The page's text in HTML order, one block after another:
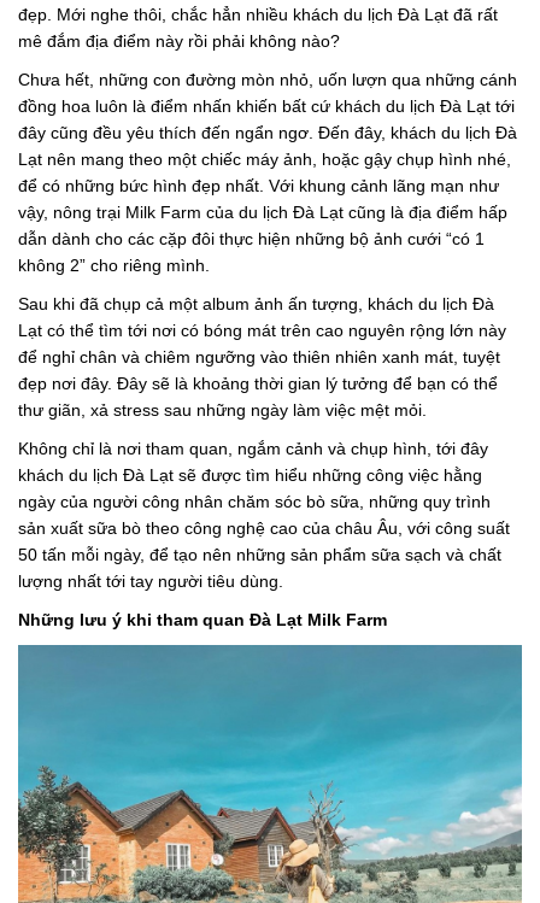
đẹp. Mới nghe thôi, chắc hẳn nhiều khách du lịch Đà Lạt đã rất
mê đắm địa điểm này rồi phải không nào?
Chưa hết, những con đường mòn nhỏ, uốn lượn qua những cánh
đồng hoa luôn là điểm nhấn khiến bất cứ khách du lịch Đà Lạt tới
đây cũng đều yêu thích đến ngẩn ngơ. Đến đây, khách du lịch Đà
Lạt nên mang theo một chiếc máy ảnh, hoặc gậy chụp hình nhé,
để có những bức hình đẹp nhất. Với khung cảnh lãng mạn như
vậy, nông trại Milk Farm của du lịch Đà Lạt cũng là địa điểm hấp
dẫn dành cho các cặp đôi thực hiện những bộ ảnh cưới “có 1
không 2” cho riêng mình.
Sau khi đã chụp cả một album ảnh ấn tượng, khách du lịch Đà
Lạt có thể tìm tới nơi có bóng mát trên cao nguyên rộng lớn này
để nghỉ chân và chiêm ngưỡng vào thiên nhiên xanh mát, tuyệt
đẹp nơi đây. Đây sẽ là khoảng thời gian lý tưởng để bạn có thể
thư giãn, xả stress sau những ngày làm việc mệt mỏi.
Không chỉ là nơi tham quan, ngắm cảnh và chụp hình, tới đây
khách du lịch Đà Lạt sẽ được tìm hiểu những công việc hằng
ngày của người công nhân chăm sóc bò sữa, những quy trình
sản xuất sữa bò theo công nghệ cao của châu Âu, với công suất
50 tấn mỗi ngày, để tạo nên những sản phẩm sữa sạch và chất
lượng nhất tới tay người tiêu dùng.
Những lưu ý khi tham quan Đà Lạt Milk Farm